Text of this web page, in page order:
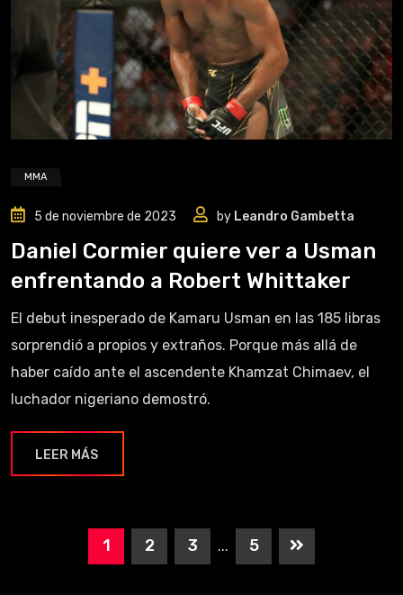
MMA
5 de noviembre de 2023 by Leandro Gambetta
Daniel Cormier quiere ver a Usman
enfrentando a Robert Whittaker
El debut inesperado de Kamaru Usman en las 185 libras
sorprendió a propios y extraños. Porque más allá de
haber caído ante el ascendente Khamzat Chimaev, el
luchador nigeriano demostró.
LEER MÁS
1 2 3 ... 5